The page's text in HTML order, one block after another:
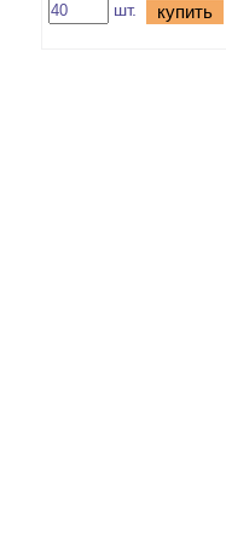
шт. купить